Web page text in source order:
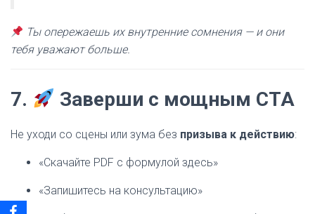
Ты опережаешь их внутренние сомнения — и они
тебя уважают больше.
7. Заверши с мощным CTA
Не уходи со сцены или зума без призыва к действию:
«Скачайте PDF с формулой здесь»
«Запишитесь на консультацию»